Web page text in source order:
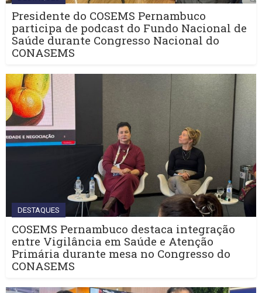
Presidente do COSEMS Pernambuco
participa de podcast do Fundo Nacional de
Saúde durante Congresso Nacional do
CONASEMS
DESTAQUES
COSEMS Pernambuco destaca integração
entre Vigilância em Saúde e Atenção
Primária durante mesa no Congresso do
CONASEMS